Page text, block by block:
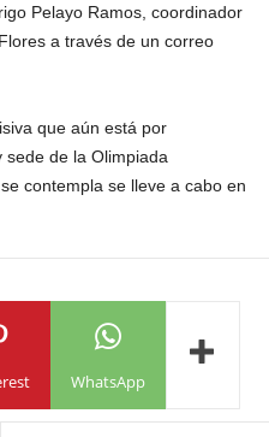
Pelayo Ramos, coordinador
a través de un correo
que aún está por
de la Olimpiada
contempla se lleve a cabo en
WhatsApp